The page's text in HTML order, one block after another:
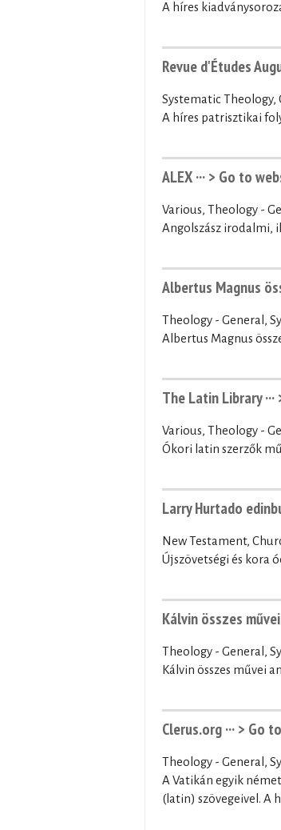
A híres
Revue d'Études
Systematic Theology,
A híres patrisztikai
ALEX ··· > Go to
Various, Theology -
Angolszász irodalmi,
Albertus Magnus
Theology - General,
Albertus Magnus
The Latin Library ···
Various, Theology -
Ókori latin szerzők
Larry Hurtado
New Testament,
Újszövetségi és kora
Kálvin összes művei
Theology - General,
Kálvin összes művei
Clerus.org ··· > Go
Theology - General,
A Vatikán egyik
(latin) szövegeivel. A